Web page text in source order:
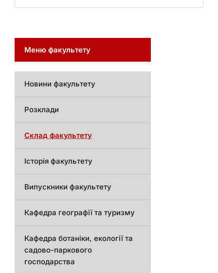
Меню факультету
Новини факультету
Розклади
Склад факультету
Історія факультету
Випускники факультету
Кафедра географії та туризму
Кафедра ботаніки, екології та
садово-паркового
господарства